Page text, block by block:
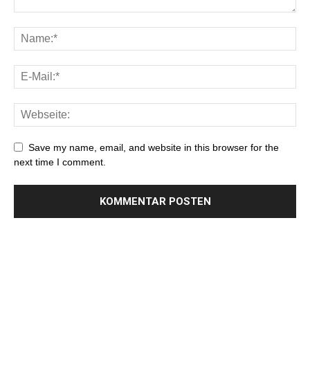
Save my name, email, and website in this browser for the
next time I comment.